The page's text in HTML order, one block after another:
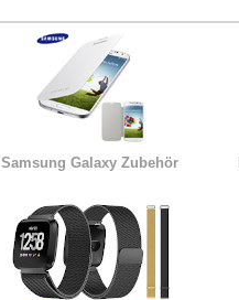
Samsung Galaxy Zubehör